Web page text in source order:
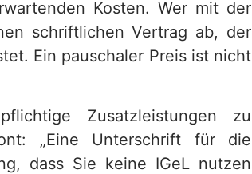
Kosten. Wer mit der
schriftlichen Vertrag ab, der
Ein pauschaler Preis ist nicht
Zusatzleistungen zu
„Eine Unterschrift für die
dass Sie keine IGeL nutzen